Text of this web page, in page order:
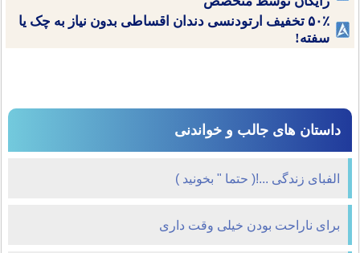
۵۰٪ تخفیف ارتودنسی دندان اقساطی بدون نیاز به چک یا
سفته!
داستان های جالب و خواندنی
الفبای زندگی ...!( حتما " بخونيد )
برای ناراحت بودن خیلی وقت داری